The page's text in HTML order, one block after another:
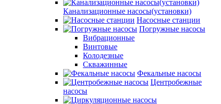
Канализационные насосы(установки)
Насосные станции
Погружные насосы
Вибрационные
Винтовые
Колодезные
Скважинные
Фекальные насосы
Центробежные
насосы